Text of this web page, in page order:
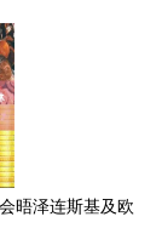
晤泽连斯基及欧